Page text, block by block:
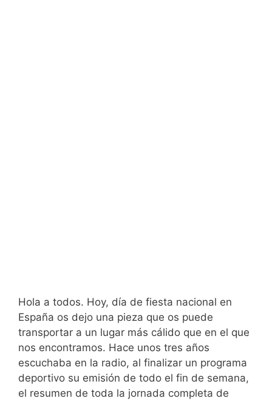
Hola a todos. Hoy, día de fiesta nacional en
España os dejo una pieza que os puede
transportar a un lugar más cálido que en el que
nos encontramos. Hace unos tres años
escuchaba en la radio, al finalizar un programa
deportivo su emisión de todo el fin de semana,
el resumen de toda la jornada completa de